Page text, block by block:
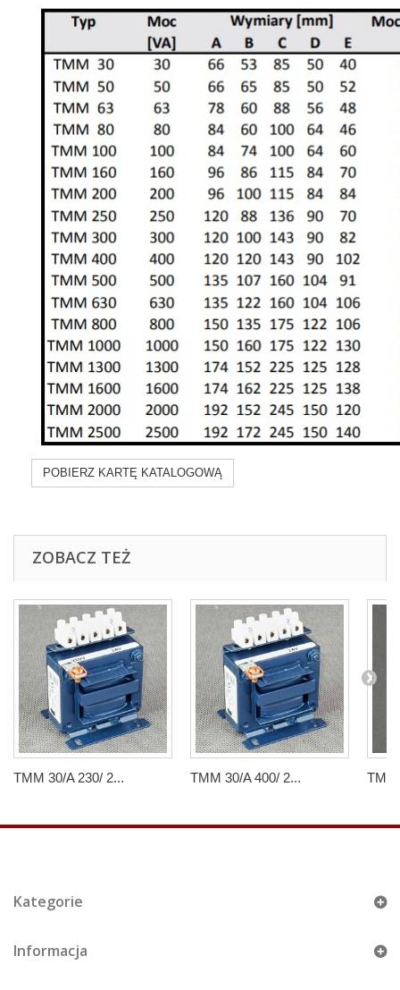
POBIERZ KARTĘ KATALOGOWĄ
ZOBACZ TEŻ
TMM 30/A 230/ 2... TMM 30/A 400/ 2... TMM
Kategorie
Informacja